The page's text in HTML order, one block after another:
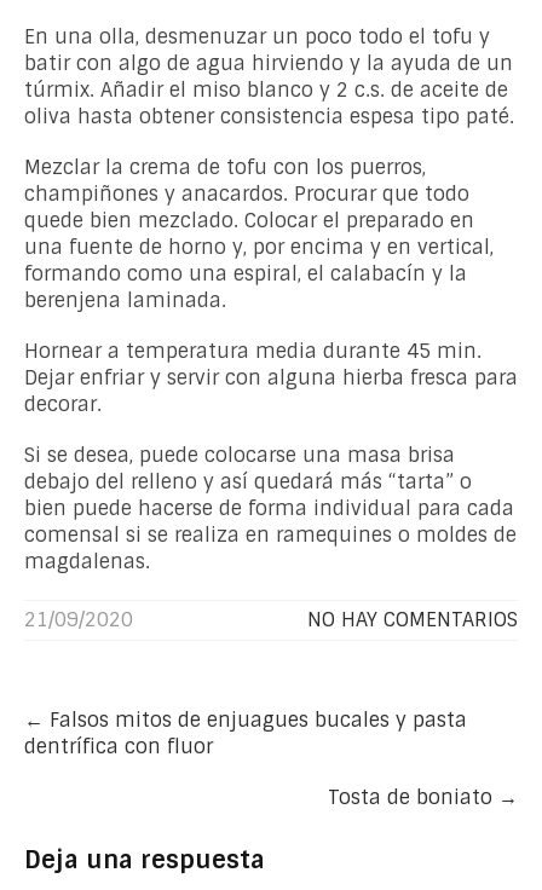
En una olla, desmenuzar un poco todo el tofu y
batir con algo de agua hirviendo y la ayuda de un
túrmix. Añadir el miso blanco y 2 c.s. de aceite de
oliva hasta obtener consistencia espesa tipo paté.
Mezclar la crema de tofu con los puerros,
champiñones y anacardos. Procurar que todo
quede bien mezclado. Colocar el preparado en
una fuente de horno y, por encima y en vertical,
formando como una espiral, el calabacín y la
berenjena laminada.
Hornear a temperatura media durante 45 min.
Dejar enfriar y servir con alguna hierba fresca para
decorar.
Si se desea, puede colocarse una masa brisa
debajo del relleno y así quedará más “tarta” o
bien puede hacerse de forma individual para cada
comensal si se realiza en ramequines o moldes de
magdalenas.
21/09/2020 NO HAY COMENTARIOS
navigation
← Falsos mitos de enjuagues bucales y pasta
dentrífica con fluor
Tosta de boniato →
Deja una respuesta